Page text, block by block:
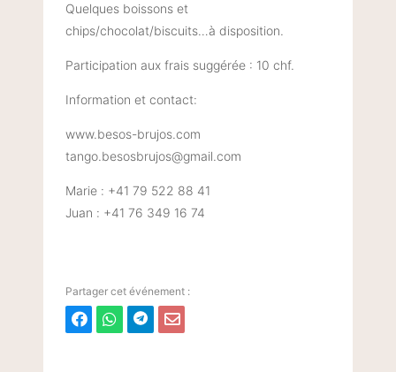
Quelques boissons et
chips/chocolat/biscuits…à disposition.
Participation aux frais suggérée : 10 chf.
Information et contact:
www.besos-brujos.com
tango.besosbrujos@gmail.com
Marie : +41 79 522 88 41
Juan : +41 76 349 16 74